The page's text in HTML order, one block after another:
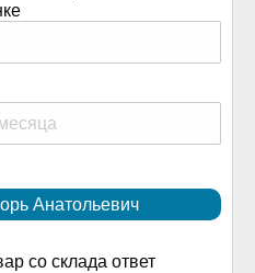
Анатольевич
со склада ответ